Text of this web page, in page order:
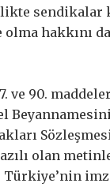
sendikalar
hakkını
ve 90.
olan